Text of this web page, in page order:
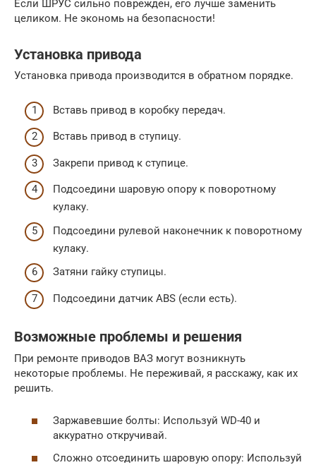
Если ШРУС сильно поврежден, его лучше заменить
целиком. Не экономь на безопасности!
Установка привода
Установка привода производится в обратном порядке.
Вставь привод в коробку передач.
Вставь привод в ступицу.
Закрепи привод к ступице.
Подсоедини шаровую опору к поворотному
кулаку.
Подсоедини рулевой наконечник к поворотному
кулаку.
Затяни гайку ступицы.
Подсоедини датчик ABS (если есть).
Возможные проблемы и решения
При ремонте приводов ВАЗ могут возникнуть
некоторые проблемы. Не переживай, я расскажу, как их
решить.
Заржавевшие болты: Используй WD-40 и
аккуратно откручивай.
Сложно отсоединить шаровую опору: Используй